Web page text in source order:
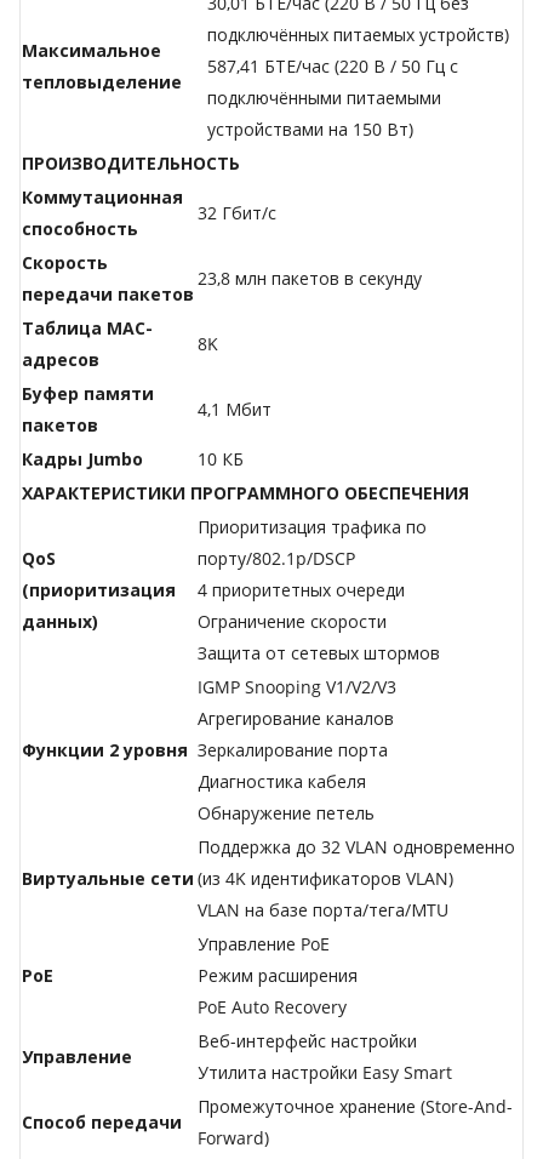
Максимальное
тепловыделение
подключённых питаемых устройств)
587,41 БТЕ/час (220 В / 50 Гц с
подключёнными питаемыми
устройствами на 150 Вт)
ПРОИЗВОДИТЕЛЬНОСТЬ
Коммутационная
способность
32 Гбит/с
Скорость
передачи пакетов
23,8 млн пакетов в секунду
Таблица МАС-
адресов
8K
Буфер памяти
пакетов
4,1 Мбит
Кадры Jumbo
10 КБ
ХАРАКТЕРИСТИКИ ПРОГРАММНОГО ОБЕСПЕЧЕНИЯ
QoS
(приоритизация
данных)
Приоритизация трафика по
порту/802.1p/DSCP
4 приоритетных очереди
Ограничение скорости
Защита от сетевых штормов
Функции 2 уровня
IGMP Snooping V1/V2/V3
Агрегирование каналов
Зеркалирование порта
Диагностика кабеля
Обнаружение петель
Виртуальные сети
Поддержка до 32 VLAN одновременно
(из 4K идентификаторов VLAN)
VLAN на базе порта/тега/МTU
PoE
Управление PoE
Режим расширения
PoE Auto Recovery
Управление
Веб-интерфейс настройки
Утилита настройки Easy Smart
Способ передачи
Промежуточное хранение (Store-And-
Forward)